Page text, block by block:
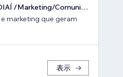
MAIS COMUNICAÇÃO JUNDIAÍ /Marketing/Comunicação estratégica
marketing que geram
表示